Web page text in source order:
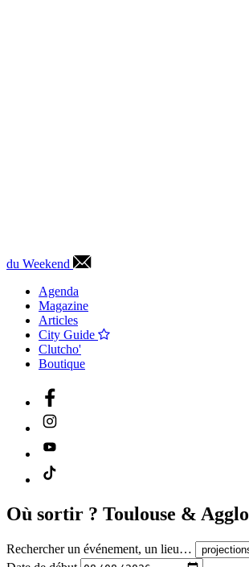
du Weekend
Agenda
Magazine
Articles
City Guide
Clutcho'
Boutique
Où sortir ? Toulouse & Agglo
Rechercher un événement, un lieu…